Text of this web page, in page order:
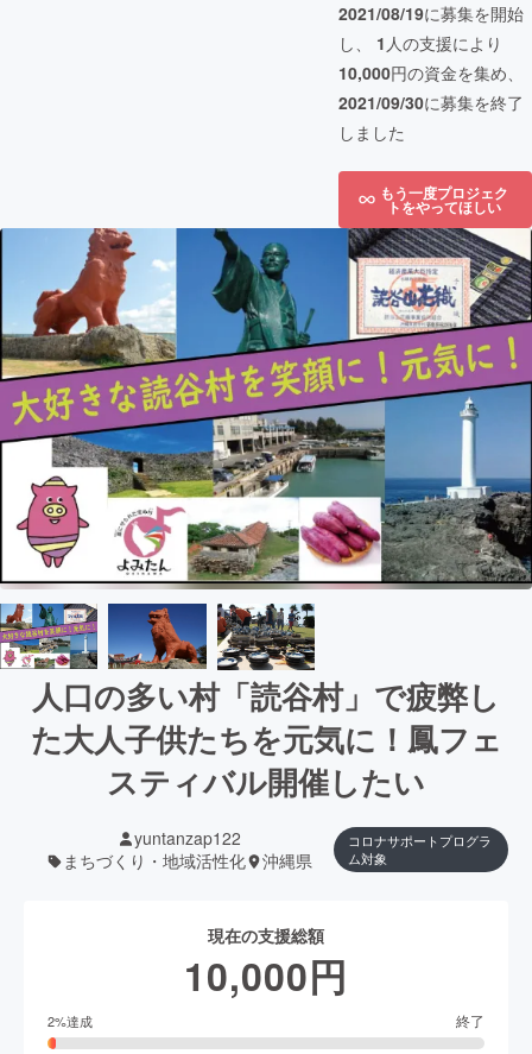
2021/08/19に募集を開始
し、 1 人の支援により
10,000円の資金を集め、
2021/09/30に募集を終了
しました
もう一度プロジェク
トをやってほしい
人口の多い村「読谷村」で疲弊し
た大人子供たちを元気に！鳳フェ
スティバル開催したい
yuntanzap122
まちづくり・地域活性化
沖縄県
コロナサポートプログラ
ム対象
現在の支援総額
10,000円
2%達成 終了